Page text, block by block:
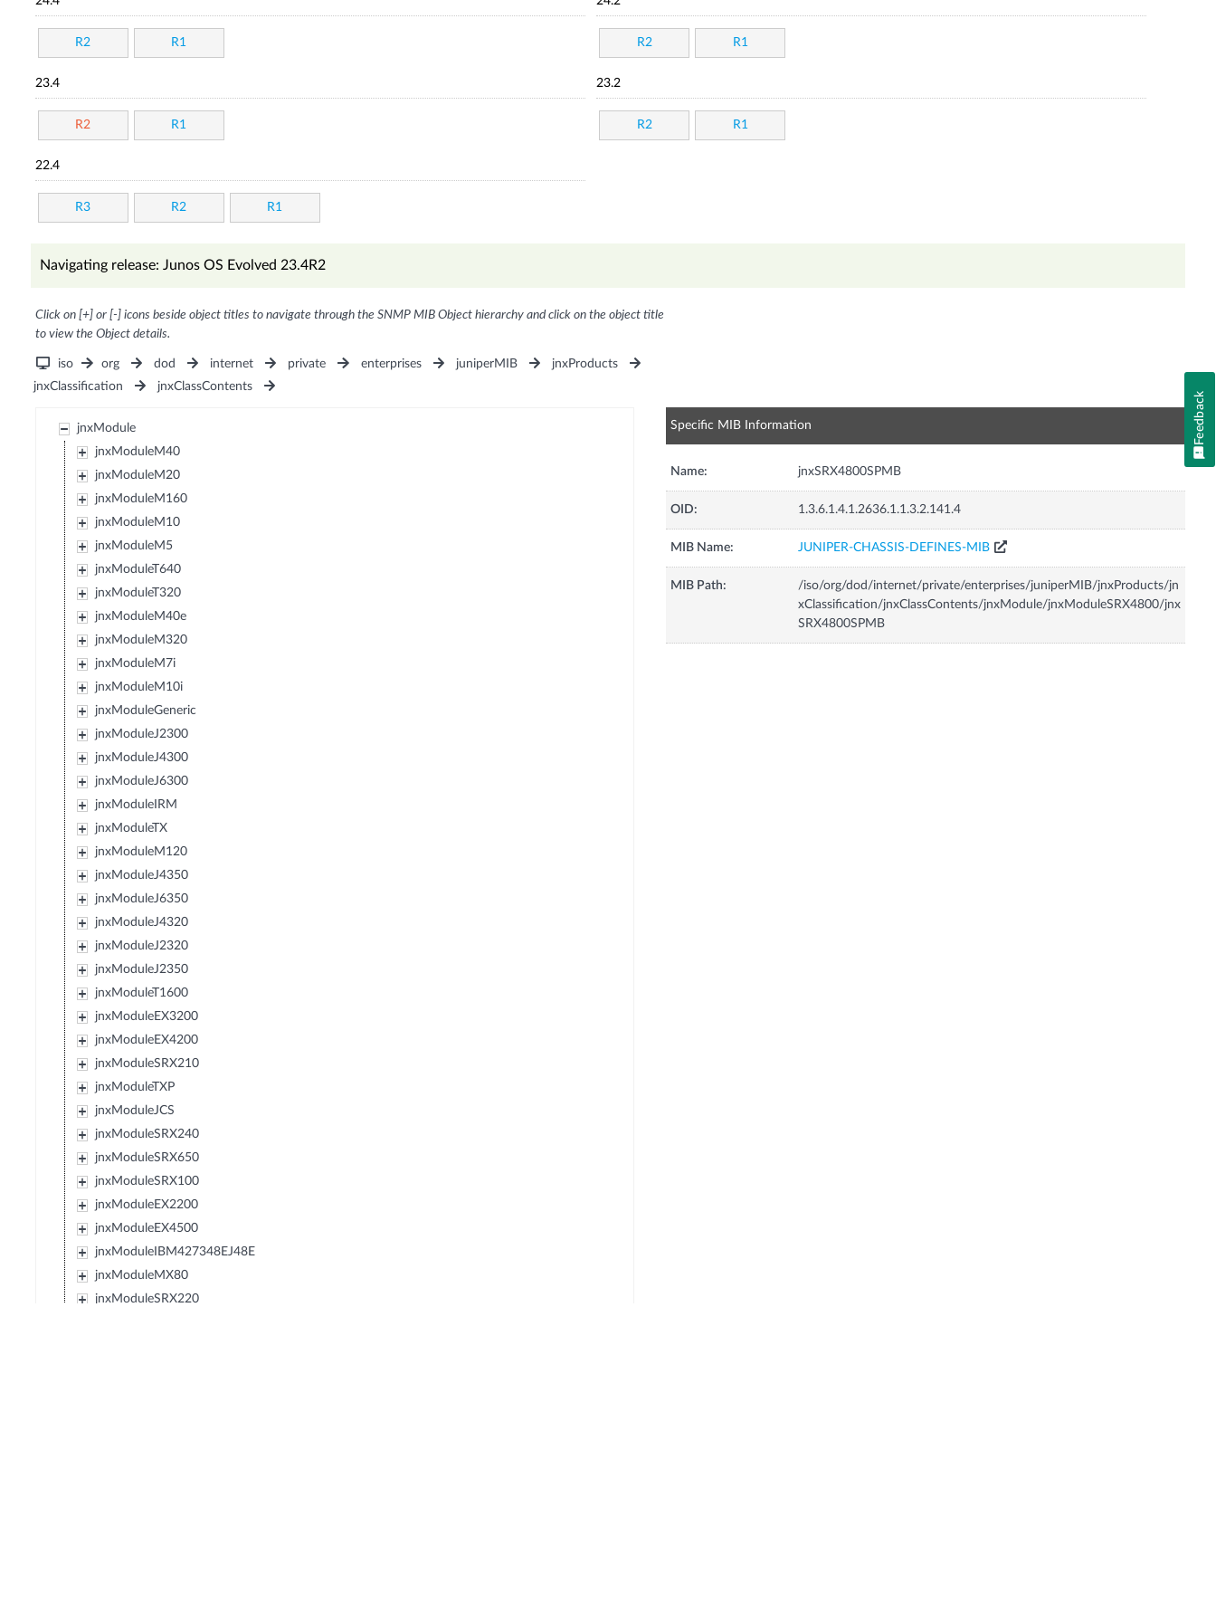
R2 R1 R2 R1
23.4
R2 R1
23.2
R2 R1
22.4
R3 R2 R1
Navigating release: Junos OS Evolved 23.4R2
Click on [+] or [-] icons beside object titles to navigate through the SNMP MIB Object hierarchy and click on the object title
to view the Object details.
iso org dod internet private enterprises juniperMIB
jnxProducts
jnxClassification
jnxClassContents
jnxModule
jnxModuleM40
jnxModuleM20
jnxModuleM160
jnxModuleM10
jnxModuleM5
jnxModuleT640
jnxModuleT320
jnxModuleM40e
jnxModuleM320
jnxModuleM7i
jnxModuleM10i
jnxModuleGeneric
jnxModuleJ2300
jnxModuleJ4300
jnxModuleJ6300
jnxModuleIRM
jnxModuleTX
jnxModuleM120
jnxModuleJ4350
jnxModuleJ6350
jnxModuleJ4320
jnxModuleJ2320
jnxModuleJ2350
jnxModuleT1600
jnxModuleEX3200
jnxModuleEX4200
jnxModuleSRX210
jnxModuleTXP
jnxModuleJCS
jnxModuleSRX240
jnxModuleSRX650
jnxModuleSRX100
jnxModuleEX2200
jnxModuleEX4500
jnxModuleIBM427348EJ48E
jnxModuleMX80
jnxModuleSRX220
Specific MIB Information
Name: jnxSRX4800SPMB
OID: 1.3.6.1.4.1.2636.1.1.3.2.141.4
MIB Name: JUNIPER-CHASSIS-DEFINES-MIB
MIB Path:
/iso/org/dod/internet/private/enterprises/juniperMIB/jnxProducts/jn
xClassification/jnxClassContents/jnxModule/jnxModuleSRX4800/jnx
SRX4800SPMB
Feedback